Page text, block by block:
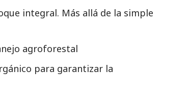
integral. Más allá de la simple
agroforestal
para garantizar la